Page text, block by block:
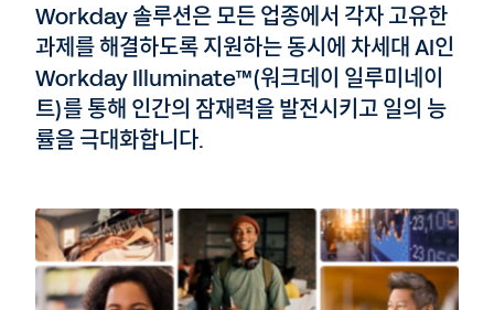
Workday 솔루션은 모든 업종에서 각자 고유한
과제를 해결하도록 지원하는 동시에 차세대 AI인
Workday Illuminate™(워크데이 일루미네이
트)를 통해 인간의 잠재력을 발전시키고 일의 능
률을 극대화합니다.